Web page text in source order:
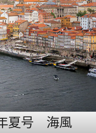
夏号 海風